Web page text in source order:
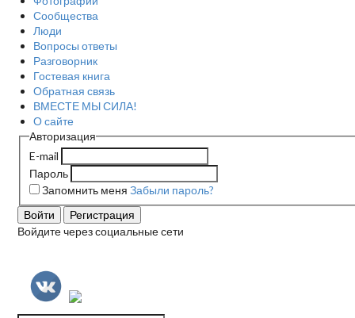
Сообщества
Люди
Вопросы ответы
Разговорник
Гостевая книга
Обратная связь
ВМЕСТЕ МЫ СИЛА!
О сайте
Авторизация
E-mail
Пароль
Запомнить меня Забыли пароль?
Войти Регистрация
Войдите через социальные сети